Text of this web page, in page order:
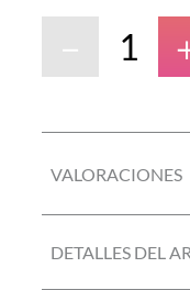
－
VALORACIONES
DETALLES DEL